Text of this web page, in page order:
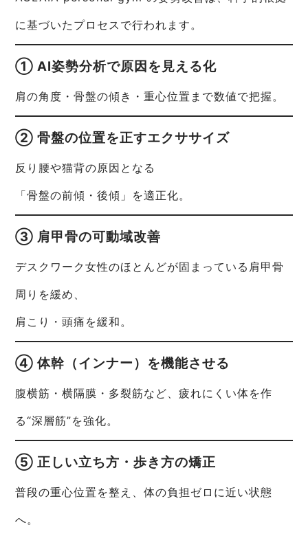
に基づいたプロセスで行われます。
① AI姿勢分析で原因を見える化
肩の角度・骨盤の傾き・重心位置まで数値で把握。
② 骨盤の位置を正すエクササイズ
反り腰や猫背の原因となる
「骨盤の前傾・後傾」を適正化。
③ 肩甲骨の可動域改善
デスクワーク女性のほとんどが固まっている肩甲骨
周りを緩め、
肩こり・頭痛を緩和。
④ 体幹（インナー）を機能させる
腹横筋・横隔膜・多裂筋など、疲れにくい体を作
る“深層筋”を強化。
⑤ 正しい立ち方・歩き方の矯正
普段の重心位置を整え、体の負担ゼロに近い状態
へ。